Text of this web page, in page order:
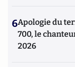
6Apologie du
700, le
2026